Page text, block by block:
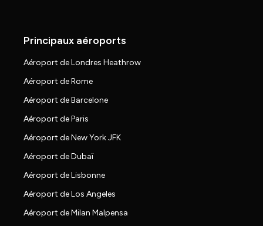
Principaux aéroports
Aéroport de Londres Heathrow
Aéroport de Rome
Aéroport de Barcelone
Aéroport de Paris
Aéroport de New York JFK
Aéroport de Dubaï
Aéroport de Lisbonne
Aéroport de Los Angeles
Aéroport de Milan Malpensa